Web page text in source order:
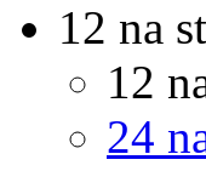
12 na
12
24